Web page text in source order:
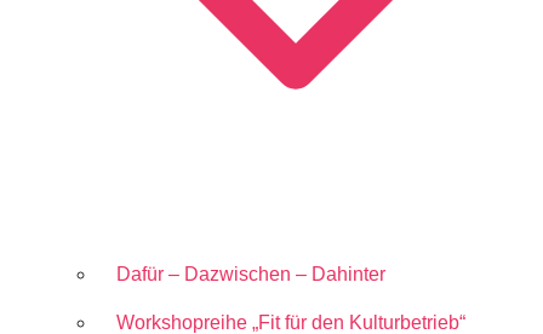
Dafür – Dazwischen – Dahinter
Workshopreihe „Fit für den Kulturbetrieb“